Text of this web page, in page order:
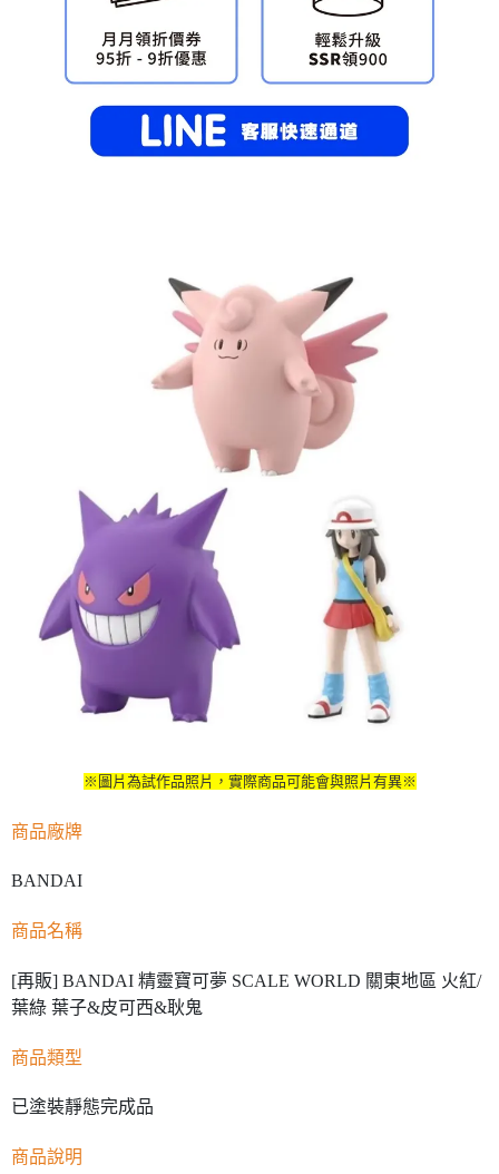
※圖片為試作品照片，實際商品可能會與照片有異※
商品廠牌
BANDAI
商品名稱
[再販] BANDAI 精靈寶可夢 SCALE WORLD 關東地區 火紅/
葉綠 葉子&皮可西&耿鬼
商品類型
已塗裝靜態完成品
商品說明